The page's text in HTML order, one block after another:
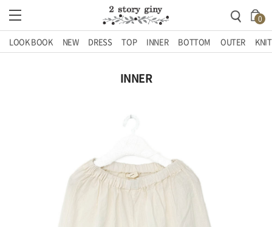
0
LOOK BOOK NEW DRESS TOP INNER BOTTOM OUTER KNIT
INNER